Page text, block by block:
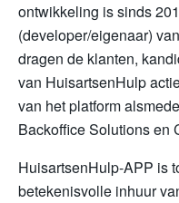
ontwikkeling is sinds
(developer/eigenaar)
dragen de klanten,
van HuisartsenHulp
van het platform
Backoffice Solutions en
HuisartsenHulp-APP is
betekenisvolle inhuur